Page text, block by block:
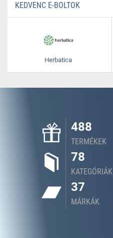
KEDVENC E-BOLTOK
Herbatica
488
TERMÉKEK
78
KATEGÓRIÁK
37
MÁRKÁK